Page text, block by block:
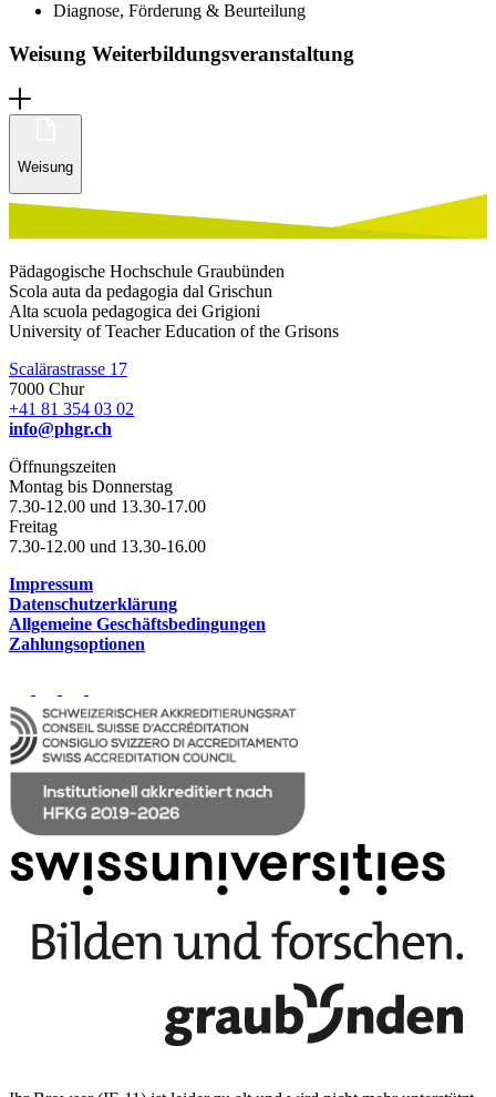
Diagnose, Förderung & Beurteilung
Weisung Weiterbildungsveranstaltung
Weisung
Pädagogische Hochschule Graubünden
Scola auta da pedagogia dal Grischun
Alta scuola pedagogica dei Grigioni
University of Teacher Education of the Grisons
Scalärastrasse 17
7000 Chur
+41 81 354 03 02
info@phgr.ch
Öffnungszeiten
Montag bis Donnerstag
7.30-12.00 und 13.30-17.00
Freitag
7.30-12.00 und 13.30-16.00
Impressum
Datenschutzerklärung
Allgemeine Geschäftsbedingungen
Zahlungsoptionen